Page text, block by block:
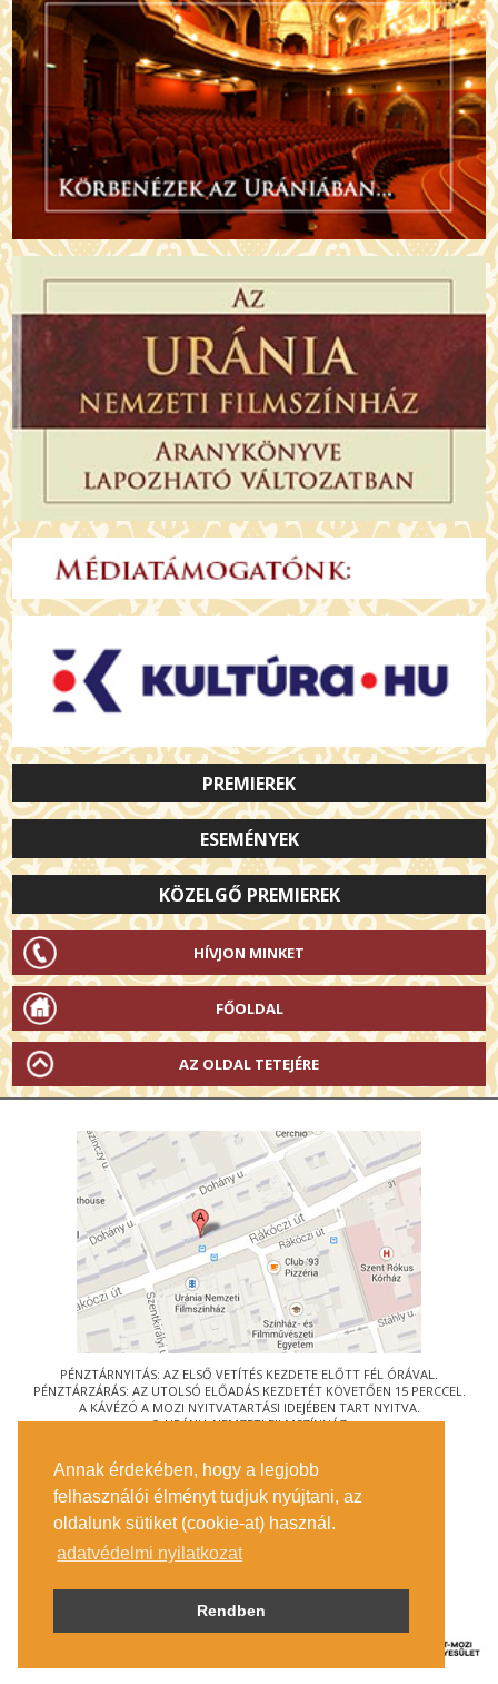
Annak érdekében, hogy a legjobb
felhasználói élményt tudjuk nyújtani, az
oldalunk sütiket (cookie-at) használ.
adatvédelmi nyilatkozat
Rendben
PREMIEREK
ESEMÉNYEK
KÖZELGŐ PREMIEREK
HÍVJON MINKET
FŐOLDAL
AZ OLDAL TETEJÉRE
PÉNZTÁRNYITÁS: AZ ELSŐ VETÍTÉS KEZDETE ELŐTT FÉL ÓRÁVAL.
PÉNZTÁRZÁRÁS: AZ UTOLSÓ ELŐADÁS KEZDETÉT KÖVETŐEN 15 PERCCEL.
A KÁVÉZÓ A MOZI NYITVATARTÁSI IDEJÉBEN TART NYITVA.
© URÁNIA NEMZETI FILMSZÍNHÁZ
1088 BUDAPEST, RÁKÓCZI ÚT 21.
MEGKÖZELÍTÉS
JEGYINFORMÁCIÓ
ÍRJON NEKÜNK!
KÖZÉRDEKŰ ADATOK